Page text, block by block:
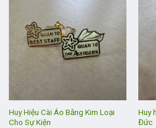
Huy Hiệu Cài Áo Bằng Kim Loại
Cho Sự Kiện
Huy
Đức